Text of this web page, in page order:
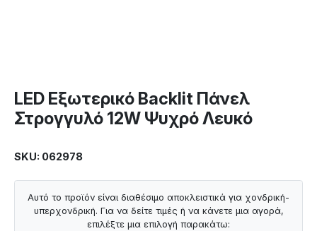
LED Εξωτερικό Backlit Πάνελ
Στρογγυλό 12W Ψυχρό Λευκό
SKU: 062978
Αυτό το προϊόν είναι διαθέσιμο αποκλειστικά για χονδρική-
υπερχονδρική. Για να δείτε τιμές ή να κάνετε μια αγορά,
επιλέξτε μια επιλογή παρακάτω: